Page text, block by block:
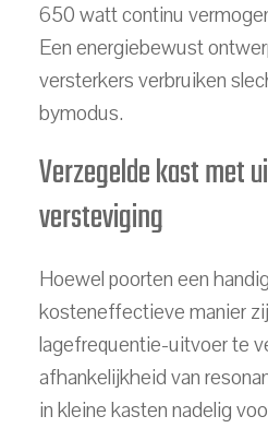
650 watt continu
Een energiebewust
versterkers verbruiken
bymodus.
Verzegelde kast met
versteviging
Hoewel poorten een
kosteneffectieve manier
lagefrequentie-uitvoer te
afhankelijkheid van
in kleine kasten nadelig